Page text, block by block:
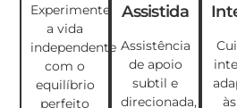
Experimente
a vida
independente
com o
equilíbrio
perfeito
Assistida
Assistência
de apoio
subtil e
direcionada,